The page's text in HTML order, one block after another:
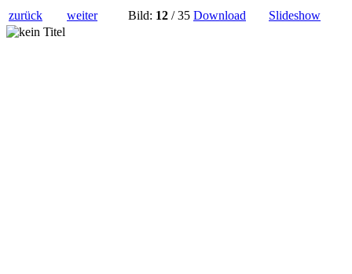
zurück weiter Bild: 12 / 35 Download Slideshow